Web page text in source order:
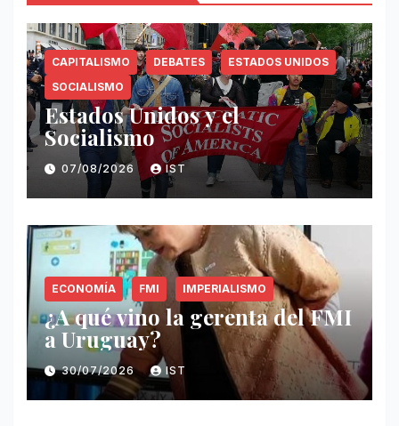
CAPITALISMO DEBATES
ESTADOS UNIDOS
SOCIALISMO
Estados Unidos y el
Socialismo
07/08/2026 IST
ECONOMÍA FMI IMPERIALISMO
¿A qué vino la gerenta del FMI
a Uruguay?
30/07/2026 IST